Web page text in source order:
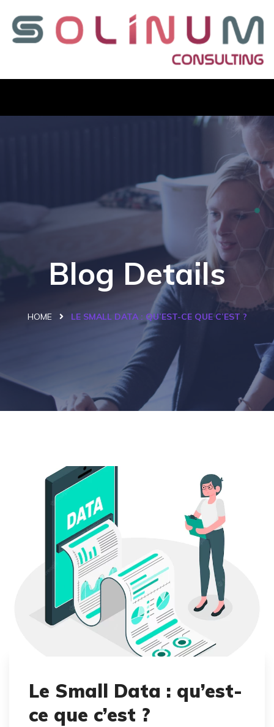
Blog Details
HOME LE SMALL DATA : QU’EST-CE QUE C’EST ?
Le Small Data : qu’est-
ce que c’est ?